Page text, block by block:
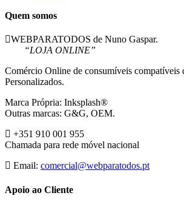
Quem somos
WEBPARATODOS de Nuno Gaspar.
“LOJA ONLINE”
Comércio Online de consumíveis compatíveis
Personalizados.
Marca Própria: Inksplash®
Outras marcas: G&G, OEM.
+351 910 001 955
Chamada para rede móvel nacional
Email: comercial@webparatodos.pt
Apoio ao Cliente